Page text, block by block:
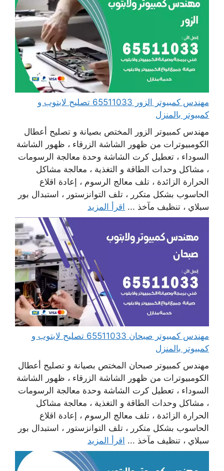
مهندس كمبيوتر الزور 65511033 تصليح لابتوب و
كمبيوتر بالمنزل
مهندس كمبيوتر الزور المختص بصيانة و تصليح أعطال
الكومبيوترات من ظهور الشاشة الزرقاء ، ظهور الشاشة
السوداء ، تعطيل كرت الشاشة وحدة معالجة الرسومات
، مشاكل وحدات الطاقة و التغذية ، معالجة مشاكل
الحرارة الزائدة ، تلف معالج الرسوم ، إعادة اقلاع
الحاسوب بشكل متكرر ، تلف التوانزستور ، استبدال بور
سبلاي ، تنظيف مآخذ ... اقرأ المزيد
مهندس كمبيوتر صبحان 65511033 تصليح لابتوب و
كمبيوتر بالمنزل
مهندس كمبيوتر صبحان المختص بصيانة و تصليح أعطال
الكومبيوترات من ظهور الشاشة الزرقاء ، ظهور الشاشة
السوداء ، تعطيل كرت الشاشة وحدة معالجة الرسومات
، مشاكل وحدات الطاقة و التغذية ، معالجة مشاكل
الحرارة الزائدة ، تلف معالج الرسوم ، إعادة اقلاع
الحاسوب بشكل متكرر ، تلف التوانزستور ، استبدال بور
سبلاي ، تنظيف مآخذ ... اقرأ المزيد